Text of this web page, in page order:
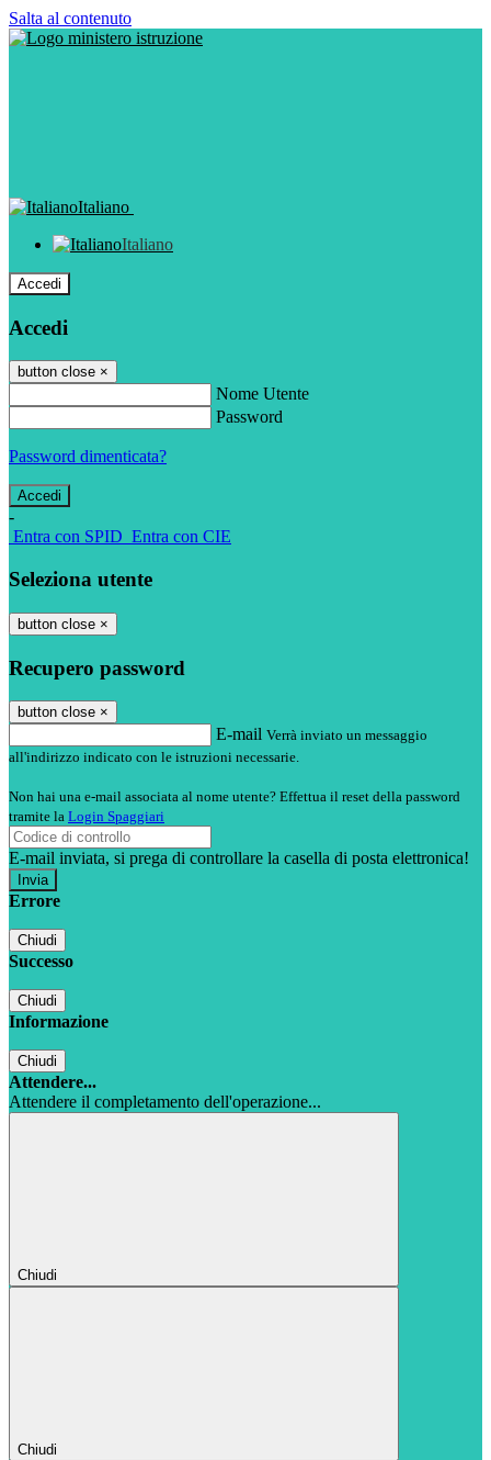
Salta al contenuto
Italiano
Italiano
Accedi
Accedi
button close ×
Nome Utente
Password
Password dimenticata?
-
Entra con SPID Entra con CIE
Seleziona utente
button close ×
Recupero password
button close ×
E-mail Verrà inviato un messaggio
all'indirizzo indicato con le istruzioni necessarie.
Non hai una e-mail associata al nome utente? Effettua il reset della password
tramite la Login Spaggiari
E-mail inviata, si prega di controllare la casella di posta elettronica!
Errore
Chiudi
Successo
Chiudi
Informazione
Chiudi
Attendere...
Attendere il completamento dell'operazione...
Chiudi
Chiudi